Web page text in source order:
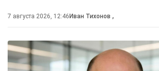
7 августа 2026, 12:46Иван Тихонов ,